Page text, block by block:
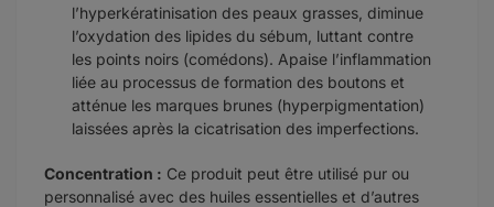
l’hyperkératinisation des peaux grasses diminue
l’oxydation des lipides du sébum, luttant contre
les points noirs (comédons). Apaise l’inflammation
liée au processus de formation des boutons et
atténue les marques brunes (hyperpigmentation)
laissées après la cicatrisation des imperfections.
Concentration : Ce produit peut être utilisé pur ou
personnalisé avec des huiles essentielles et d’autres